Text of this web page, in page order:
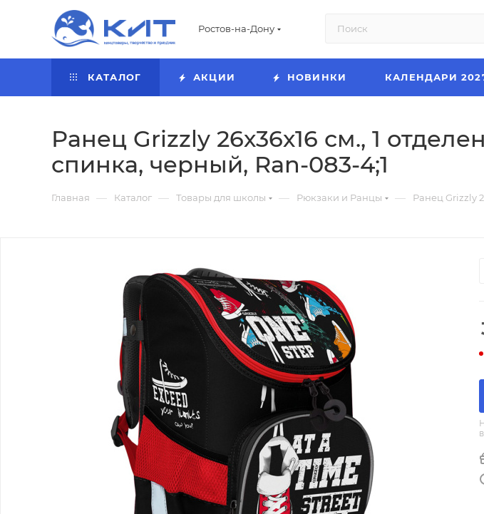
Ростов-на-Дону
КАТАЛОГ АКЦИИ НОВИНКИ КАЛЕНДАРИ
Ранец Grizzly 26х36х16 см., 1
спинка, черный, Ran-083-4;1
Главная — Каталог — Товары для школы — Рюкзаки и Ранцы — Ранец Grizzly